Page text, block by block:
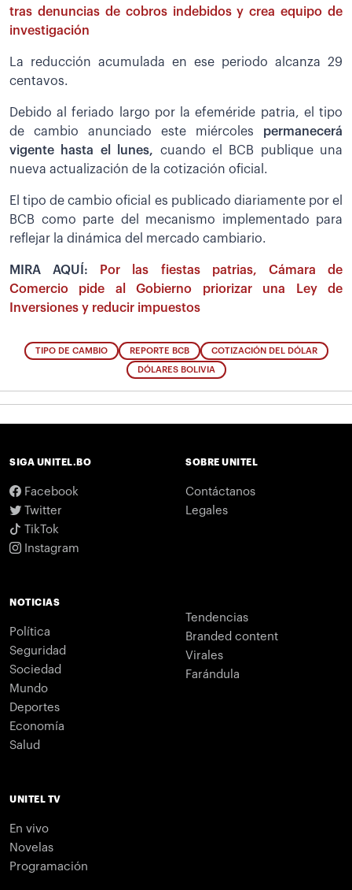
tras denuncias de cobros indebidos y crea equipo de
investigación
La reducción acumulada en ese periodo alcanza 29
centavos.
Debido al feriado largo por la efeméride patria, el tipo
de cambio anunciado este miércoles permanecerá
vigente hasta el lunes, cuando el BCB publique una
nueva actualización de la cotización oficial.
El tipo de cambio oficial es publicado diariamente por el
BCB como parte del mecanismo implementado para
reflejar la dinámica del mercado cambiario.
MIRA AQUÍ:
Por las fiestas patrias, Cámara de
Comercio pide al Gobierno priorizar una Ley de
Inversiones y reducir impuestos
TIPO DE CAMBIO REPORTE BCB COTIZACIÓN DEL DÓLAR
DÓLARES BOLIVIA
SIGA UNITEL.BO
Facebook
Twitter
TikTok
Instagram
SOBRE UNITEL
Contáctanos
Legales
NOTICIAS
Política
Seguridad
Sociedad
Mundo
Deportes
Economía
Salud
Tendencias
Branded content
Virales
Farándula
UNITEL TV
En vivo
Novelas
Programación